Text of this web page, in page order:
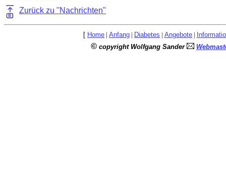
Zurück zu "Nachrichten"
[ Home | Anfang | Diabetes | Angebote |
© copyright Wolfgang Sander